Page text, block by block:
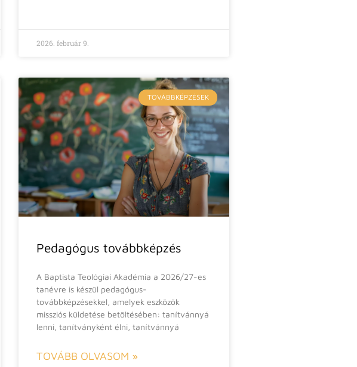
2026. február 9.
TOVÁBBKÉPZÉSEK
Pedagógus továbbképzés
A Baptista Teológiai Akadémia a 2026/27-es
tanévre is készül pedagógus-
továbbképzésekkel, amelyek eszközök
missziós küldetése betöltésében: tanítvánnyá
lenni, tanítványként élni, tanítvánnyá
TOVÁBB OLVASOM »